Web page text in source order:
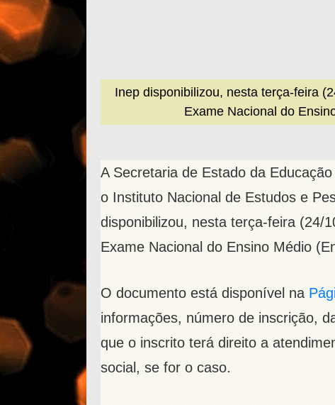
Inep disponibilizou, nesta terça-feira
Exame Nacional do
A Secretaria de Estado da
o Instituto Nacional de Estudos e
disponibilizou, nesta terça-feira (24/
Exame Nacional do Ensino Médio
O documento está disponível na
informações, número de inscrição,
que o inscrito terá direito a
social, se for o caso.